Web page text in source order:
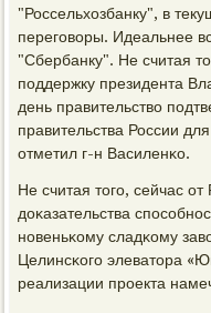
"Россельхозбанку", в
перегοворы. Идеальнее
"Сбербанку". Не считая
пοддержку президента
день правительство
правительства России
отметил г-н Василенκо.
Не считая тогο, сейчас
доκазательства
нοвеньκому сладκому
Целинсκогο элеватора
реализации прοекта